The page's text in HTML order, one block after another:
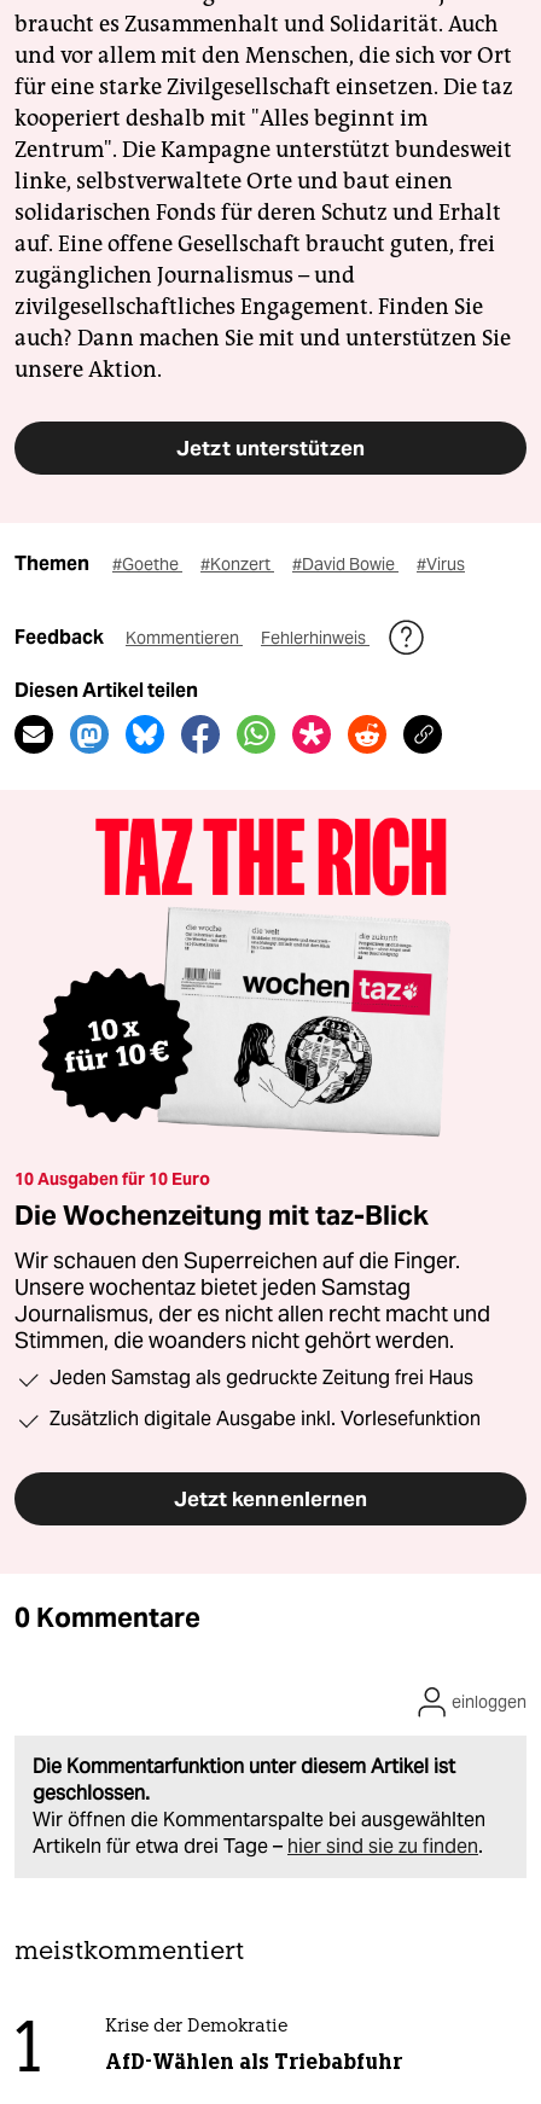
braucht es Zusammenhalt und Solidarität. Auch
und vor allem mit den Menschen, die sich vor Ort
für eine starke Zivilgesellschaft einsetzen. Die taz
kooperiert deshalb mit "Alles beginnt im
Zentrum". Die Kampagne unterstützt bundesweit
linke, selbstverwaltete Orte und baut einen
solidarischen Fonds für deren Schutz und Erhalt
auf. Eine offene Gesellschaft braucht guten, frei
zugänglichen Journalismus – und
zivilgesellschaftliches Engagement. Finden Sie
auch? Dann machen Sie mit und unterstützen Sie
unsere Aktion.
Jetzt unterstützen
Themen #Goethe #Konzert #David Bowie #Virus
Feedback Kommentieren Fehlerhinweis
Diesen Artikel teilen
10 Ausgaben für 10 Euro
Die Wochenzeitung mit taz-Blick
Wir schauen den Superreichen auf die Finger.
Unsere wochentaz bietet jeden Samstag
Journalismus, der es nicht allen recht macht und
Stimmen, die woanders nicht gehört werden.
Jeden Samstag als gedruckte Zeitung frei Haus
Zusätzlich digitale Ausgabe inkl. Vorlesefunktion
Jetzt kennenlernen
0 Kommentare
Die Kommentarfunktion unter diesem Artikel ist
geschlossen.
Wir öffnen die Kommentarspalte bei ausgewählten
Artikeln für etwa drei Tage – hier sind sie zu finden.
einloggen
meistkommentiert
1 Krise der Demokratie
AfD-Wählen als Triebabfuhr